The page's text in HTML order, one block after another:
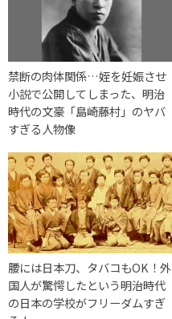
禁断の肉体関係…姪を妊娠させ
小説で公開してしまった、明治
時代の文豪「島崎藤村」のヤバ
すぎる人物像
腰には日本刀、タバコもOK！外
国人が驚愕したという明治時代
の日本の学校がフリーダムすぎ